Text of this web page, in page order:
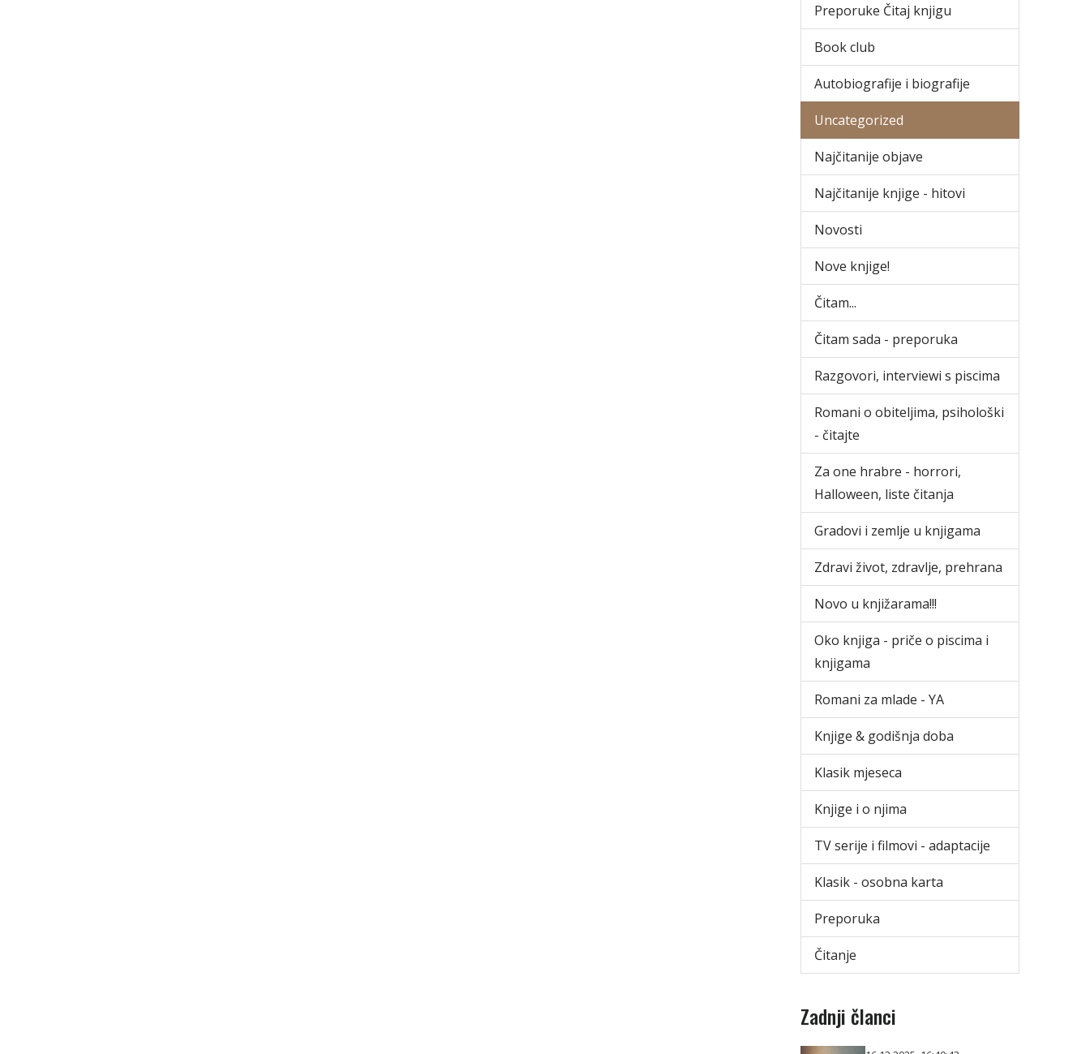
Preporuke Čitaj knjigu
Book club
Autobiografije i biografije
Uncategorized
Najčitanije objave
Najčitanije knjige - hitovi
Novosti
Nove knjige!
Čitam...
Čitam sada - preporuka
Razgovori, interviewi s piscima
Romani o obiteljima, psihološki
- čitajte
Za one hrabre - horrori,
Halloween, liste čitanja
Gradovi i zemlje u knjigama
Zdravi život, zdravlje, prehrana
Novo u knjižarama!!!
Oko knjiga - priče o piscima i
knjigama
Romani za mlade - YA
Knjige & godišnja doba
Klasik mjeseca
Knjige i o njima
TV serije i filmovi - adaptacije
Klasik - osobna karta
Preporuka
Čitanje
Zadnji članci